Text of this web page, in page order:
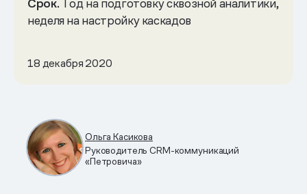
Срок. Год на подготовку сквозной аналитики,
неделя на настройку каскадов
18 декабря 2020
Ольга Касикова
Руководитель CRM-коммуникаций
«Петровича»